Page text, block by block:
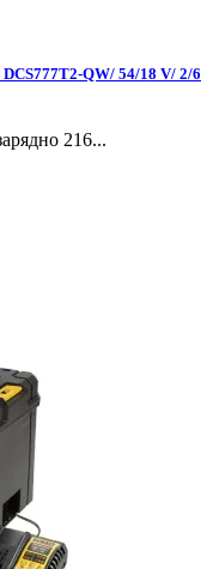
QW/ 54/18 V/ 2/6
216...